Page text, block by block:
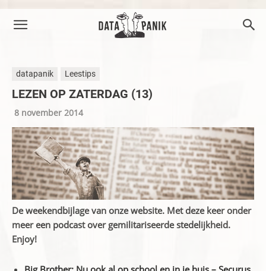
datapanik Leestips
LEZEN OP ZATERDAG (13)
8 november 2014
De weekendbijlage van onze website. Met deze keer onder
meer een podcast over gemilitariseerde stedelijkheid.
Enjoy!